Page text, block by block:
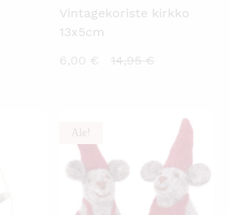
Vintagekoriste kirkko
13x5cm
6,00 €
Nykyinen
14,95€
14,95 €.
Ale!